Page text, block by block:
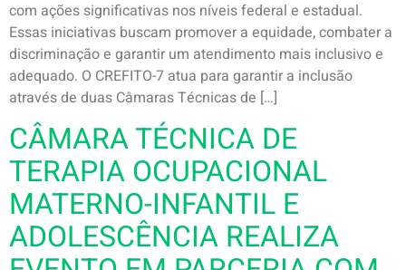
com ações significativas nos níveis federal e estadual.
Essas iniciativas buscam promover a equidade, combater a
discriminação e garantir um atendimento mais inclusivo e
adequado. O CREFITO-7 atua para garantir a inclusão
através de duas Câmaras Técnicas de […]
CÂMARA TÉCNICA DE
TERAPIA OCUPACIONAL
MATERNO-INFANTIL E
ADOLESCÊNCIA REALIZA